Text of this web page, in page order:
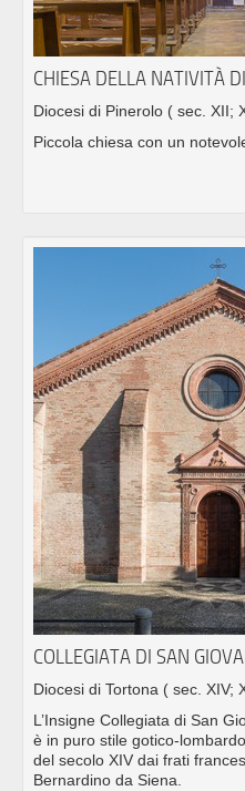
CHIESA DELLA NATIVITÀ
Diocesi di Pinerolo ( sec. XII;
Piccola chiesa con un
COLLEGIATA DI SAN
Diocesi di Tortona ( sec. XIV;
L’Insigne Collegiata di San
è in puro stile gotico-
del secolo XIV dai frati
Bernardino da Siena.